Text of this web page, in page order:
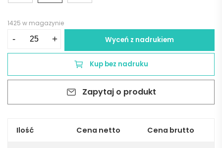
1425 w magazynie
-
stali
MAKEL
+ Wyceń z nadrukiem
Kup bez nadruku
Zapytaj o produkt
Ilość Cena netto Cena brutto